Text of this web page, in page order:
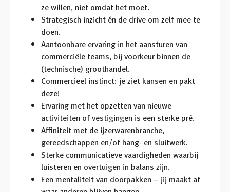
ze willen, niet omdat het moet.
Strategisch inzicht én de drive om zelf mee te
doen.
Aantoonbare ervaring in het aansturen van
commerciële teams, bij voorkeur binnen de
(technische) groothandel.
Commercieel instinct: je ziet kansen en pakt
deze!
Ervaring met het opzetten van nieuwe
activiteiten of vestigingen is een sterke pré.
Affiniteit met de ijzerwarenbranche,
gereedschappen en/of hang- en sluitwerk.
Sterke communicatieve vaardigheden waarbij
luisteren en overtuigen in balans zijn.
Een mentaliteit van doorpakken – jij maakt af